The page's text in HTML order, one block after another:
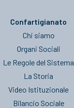
Confartigianato
Chi siamo
Organi Sociali
Le Regole del Sistema
La Storia
Video Istituzionale
Bilancio Sociale